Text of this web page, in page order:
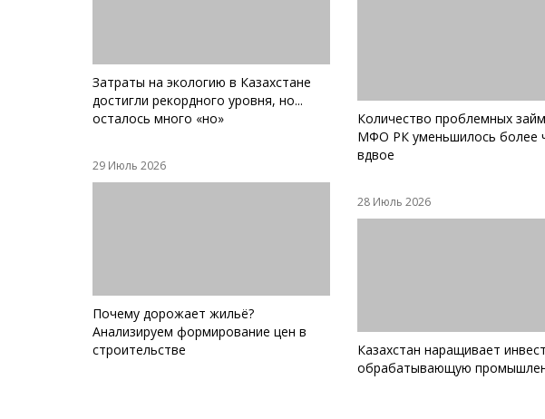
Затраты на экологию в Казахстане
достигли рекордного уровня, но...
осталось много «но»
29 Июль 2026
Почему дорожает жильё?
Анализируем формирование цен в
строительстве
Количество проблемных
МФО РК уменьшилось более
вдвое
28 Июль 2026
Казахстан наращивает
обрабатывающую